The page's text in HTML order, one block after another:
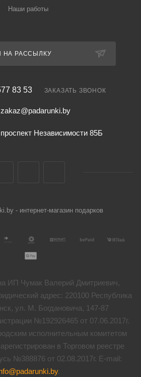
Наши работы
НА РАССЫЛКУ
83 53 ЗАКАЗАТЬ ЗВОНОК
zakaz@padarunki.by
Независимости 85Б
- интернет-магазин подарков
ИП Чумак Валерий Дмитриевич,
адрес: 220100 Республика
ул. М. Богдановича, 147-87
№192926465 от 07.06.2017г.
исполнительным комитетом
в Торговом реестре
№388876 от 02.08.2017г. E-mail:
.